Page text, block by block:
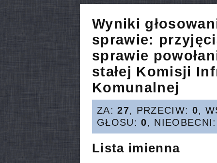
Wyniki
sprawie:
sprawie
stałej Komisji
Komunalnej
ZA:27, PRZECIW: 0,
GŁOSU:0,
Lista imienna